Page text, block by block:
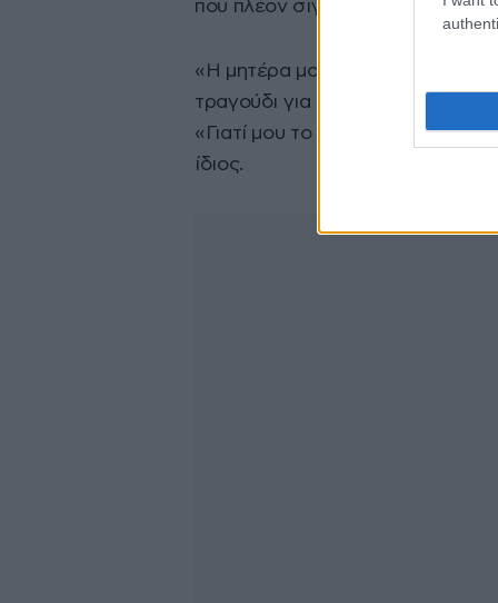
που πλέον σιγοτραγουδά όλη η
«Η μητέρα μου είναι τόσο
τραγούδι για πρώτη φορά,
«Γιατί μου το κάνεις αυτό;».
ίδιος.